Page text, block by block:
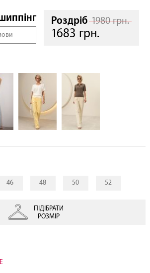
Роздріб 1980 грн.
1683 грн.
46 48 50 52
ПІДІБРАТИ
РОЗМІР